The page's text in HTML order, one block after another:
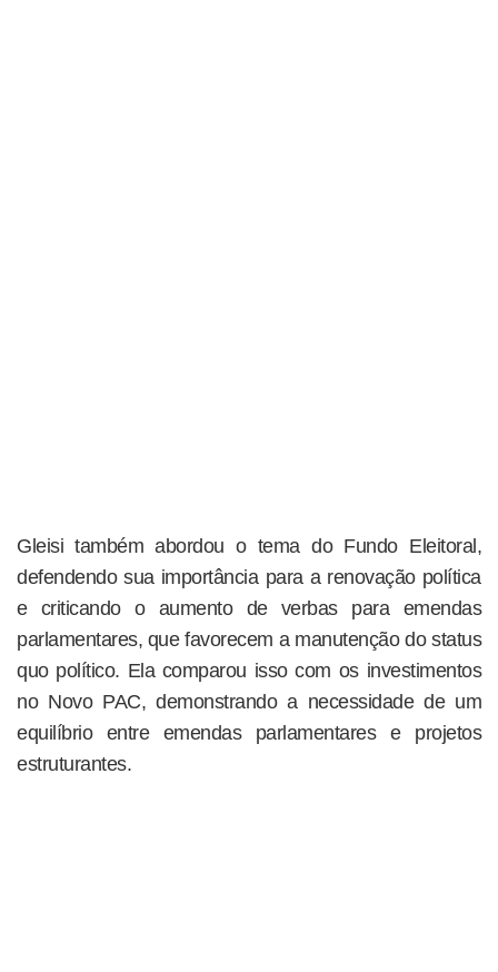
Gleisi também abordou o tema do Fundo Eleitoral,
defendendo sua importância para a renovação política
e criticando o aumento de verbas para emendas
parlamentares, que favorecem a manutenção do status
quo político. Ela comparou isso com os investimentos
no Novo PAC, demonstrando a necessidade de um
equilíbrio entre emendas parlamentares e projetos
estruturantes.